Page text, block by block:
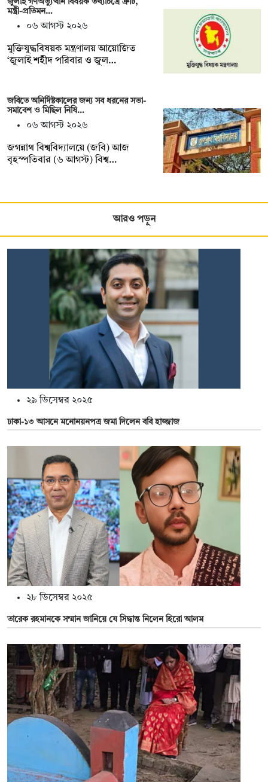
মন্ত্রী-প্রতিমন…
০৬ আগস্ট ২০২৬
মুক্তিযুদ্ধবিষয়ক মন্ত্রণালয় আয়োজিত
‘জুলাই শহীদ পরিবার ও জুল…
জবিতে অনির্দিষ্টকালের জন্য সব ধরনের সভা-
সমাবেশ ও মিছিল নিষি…
০৬ আগস্ট ২০২৬
জগন্নাথ বিশ্ববিদ্যালয়ে (জবি) আজ
বৃহস্পতিবার (৬ আগস্ট) বিশ্ব…
আরও পড়ুন
২৯ ডিসেম্বর ২০২৫
ঢাকা-১৩ আসনে মনোনয়নপত্র জমা দিলেন ববি হাজ্জাজ
২৮ ডিসেম্বর ২০২৫
তারেক রহমানকে সম্মান জানিয়ে যে সিদ্ধান্ত নিলেন হিরো আলম